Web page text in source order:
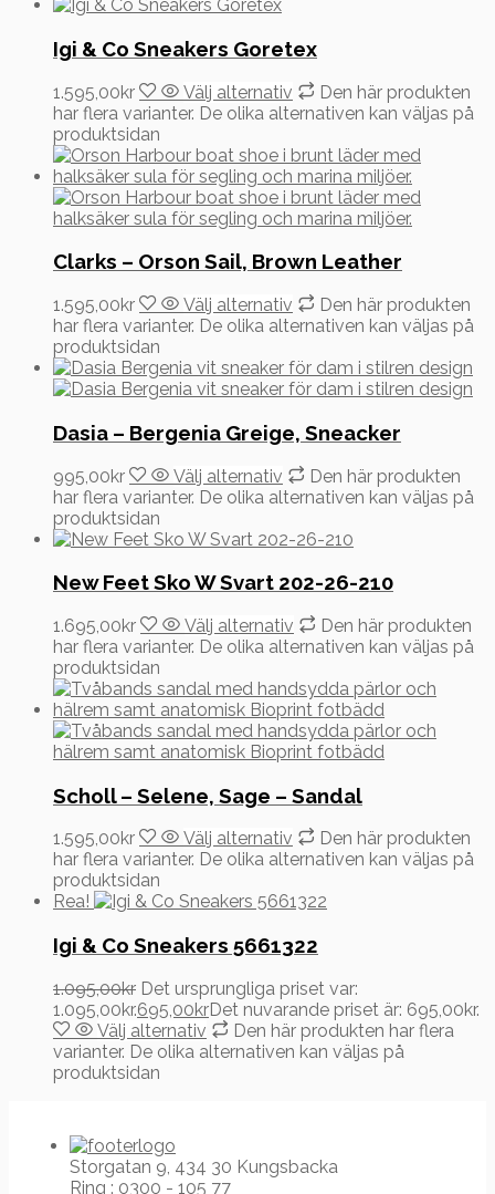
Igi & Co Sneakers Goretex
1.595,00kr Välj alternativ
Den här produkten
har flera varianter. De olika alternativen kan väljas på
produktsidan
Clarks – Orson Sail, Brown Leather
1.595,00kr Välj alternativ
Den här produkten
har flera varianter. De olika alternativen kan väljas på
produktsidan
Dasia – Bergenia Greige, Sneacker
995,00kr Välj alternativ
Den här produkten
har flera varianter. De olika alternativen kan väljas på
produktsidan
New Feet Sko W Svart 202-26-210
1.695,00kr Välj alternativ
Den här produkten
har flera varianter. De olika alternativen kan väljas på
produktsidan
Scholl – Selene, Sage – Sandal
1.595,00kr Välj alternativ
Den här produkten
har flera varianter. De olika alternativen kan väljas på
produktsidan
Rea!
Igi & Co Sneakers 5661322
1.095,00kr Det ursprungliga priset var:
1.095,00kr.695,00krDet nuvarande priset är: 695,00kr.
Välj alternativ
Den här produkten har flera
varianter. De olika alternativen kan väljas på
produktsidan
Storgatan 9, 434 30 Kungsbacka
Ring : 0300 - 105 77